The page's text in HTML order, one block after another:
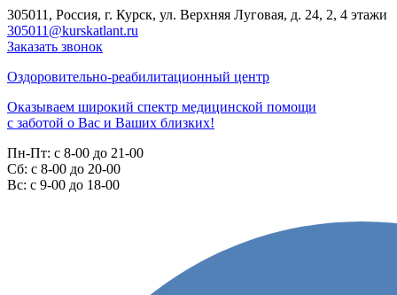
305011, Россия, г. Курск, ул. Верхняя Луговая, д. 24, 2, 4 этажи
305011@kurskatlant.ru
Заказать звонок
Оздоровительно-реабилитационный центр
Оказываем широкий спектр медицинской помощи
с заботой о Вас и Ваших близких!
Пн-Пт: с 8-00 до 21-00
Cб: с 8-00 до 20-00
Вс: с 9-00 до 18-00